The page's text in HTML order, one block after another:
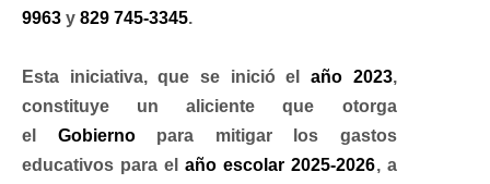
9963 y 829 745-3345.
Esta iniciativa, que se inició el año 2023,
constituye un aliciente que otorga
el Gobiernopara mitigar los gastos
educativos para elaño escolar 2025-2026, a